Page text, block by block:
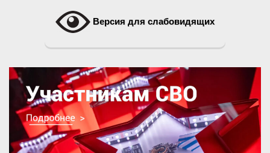
Версия для слабовидящих